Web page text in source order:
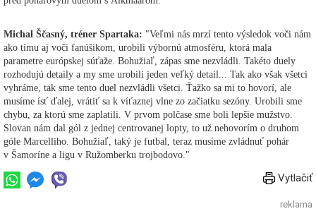
Michal Ščasný, tréner Spartaka: "Veľmi nás mrzí tento výsledok voči nám
ako tímu aj voči fanúšikom, urobili výbornú atmosféru, ktorá mala
parametre európskej súťaže. Bohužiaľ, zápas sme nezvládli. Takéto duely
rozhodujú detaily a my sme urobili jeden veľký detail... Tak ako však všetci
vyhráme, tak sme tento duel nezvládli všetci. Ťažko sa mi to hovorí, ale
musíme ísť ďalej, vrátiť sa k víťaznej vlne zo začiatku sezóny. Urobili sme
chybu, za ktorú sme zaplatili. V prvom polčase sme boli lepšie mužstvo.
Slovan nám dal gól z jednej centrovanej lopty, to už nehovorím o druhom
góle Marcelliho. Bohužiaľ, taký je futbal, teraz musíme zvládnuť pohár
v Šamoríne a ligu v Ružomberku trojbodovo."
Vytlačiť
reklama